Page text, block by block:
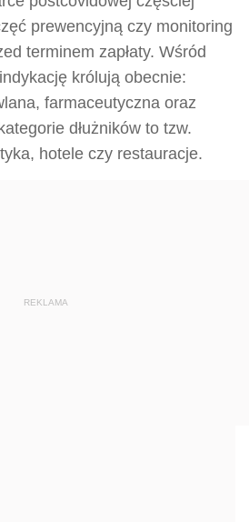
prewencyjną czy monitoring
terminem zapłaty. Wśród
królują obecnie:
farmaceutyczna oraz
dłużników to tzw.
hotele czy restauracje.
REKLAMA